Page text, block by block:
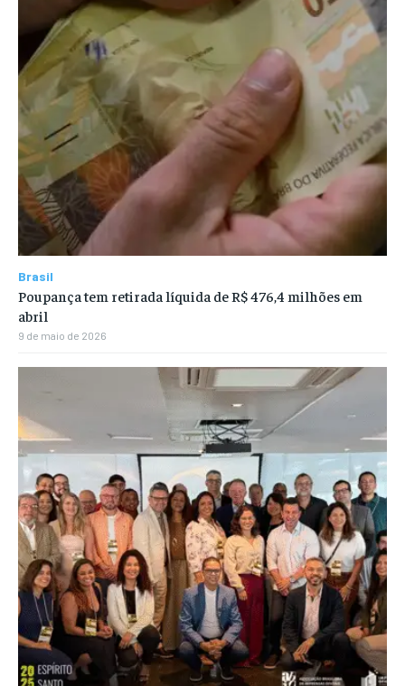
Brasil
Poupança tem retirada líquida de R$ 476,4 milhões em
abril
9 de maio de 2026